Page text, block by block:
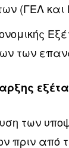
(ΓΕΛ και
των
των
πριν από